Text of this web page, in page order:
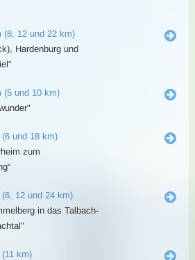
(8, 12 und 22 km)
Hardenburg und
(5 und 10 km)
und 18 km)
zum
12 und 24 km)
in das Talbach-
km)